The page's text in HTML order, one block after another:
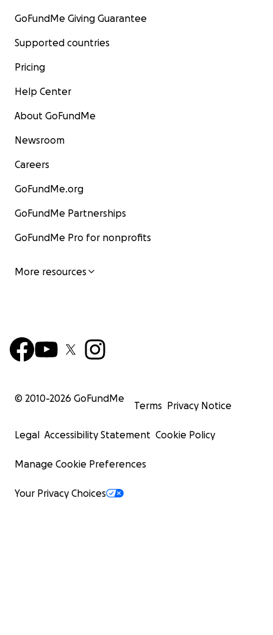
GoFundMe Giving Guarantee
Supported countries
Pricing
Help Center
About GoFundMe
Newsroom
Careers
GoFundMe.org
GoFundMe Partnerships
GoFundMe Pro for nonprofits
More resources
© 2010-2026 GoFundMe
Terms Privacy Notice
Legal Accessibility Statement Cookie Policy
Manage Cookie Preferences
Your Privacy Choices